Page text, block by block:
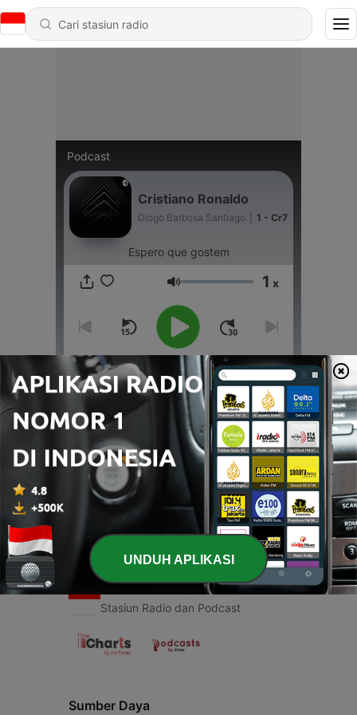
Podcast
Cristiano Ronaldo
Diogo Barbosa Santiago 1 - Cr7
Espero que gostem
Volume 1 x
00:00 00:00
Episode
1 - Cr7
04 Des 2020
Radio Indonesia
Stasiun Radio dan Podcast
Sumber Daya
UNDUH APLIKASI